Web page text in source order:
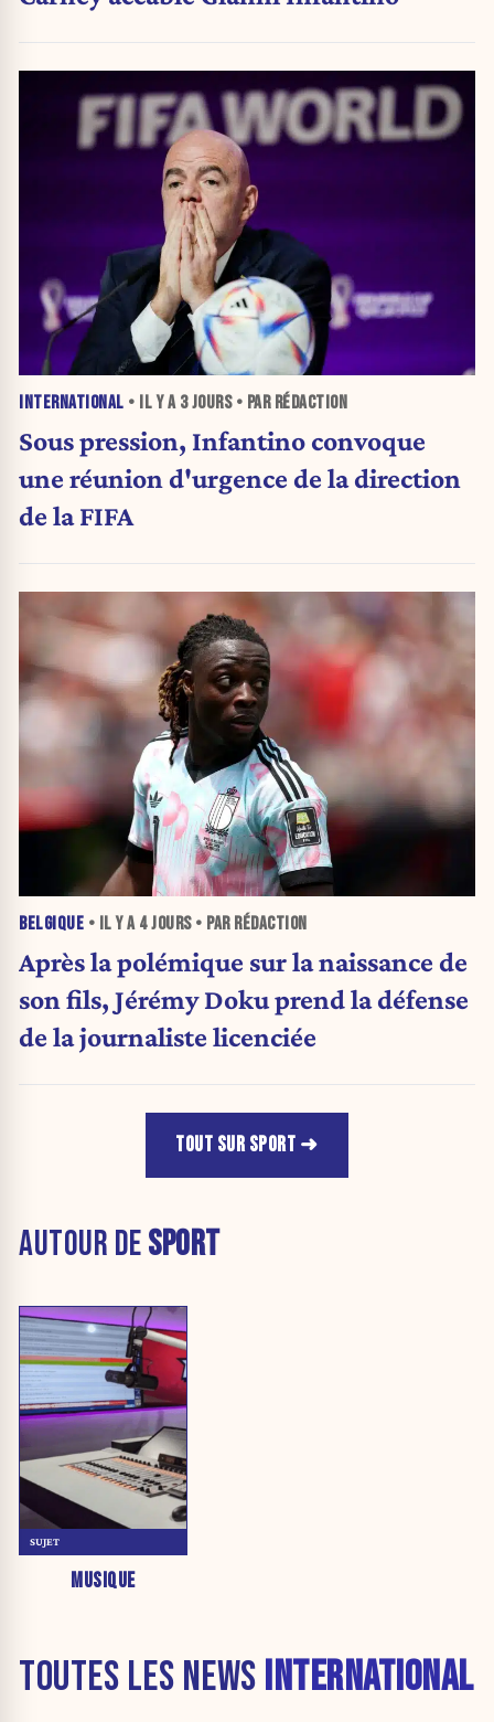
INTERNATIONAL • IL Y A 3 JOURS• PAR RÉDACTION
Sous pression, Infantino convoque
une réunion d'urgence de la direction
de la FIFA
BELGIQUE • IL Y A 4 JOURS• PAR RÉDACTION
Après la polémique sur la naissance de
son fils, Jérémy Doku prend la défense
de la journaliste licenciée
TOUT SUR SPORT
AUTOUR DESPORT
MUSIQUE
SUJET
TOUTES LES NEWS INTERNATIONAL